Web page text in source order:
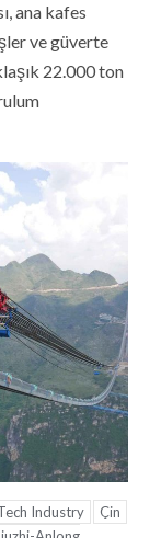
ana kafes
ve güverte
22.000 ton
Industry
Çin